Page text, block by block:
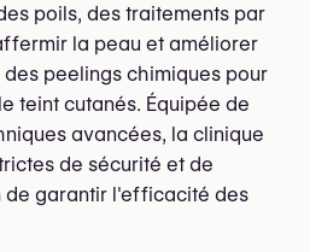
poils, des traitements par
la peau et améliorer
peelings chimiques pour
teint cutanés. Équipée de
avancées, la clinique
de sécurité et de
de garantir l'efficacité des